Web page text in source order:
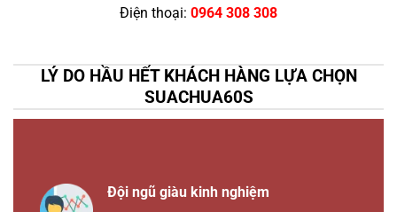
Điện thoại: 0964 308 308
LÝ DO HẦU HẾT KHÁCH HÀNG LỰA CHỌN
SUACHUA60S
Đội ngũ giàu kinh nghiệm